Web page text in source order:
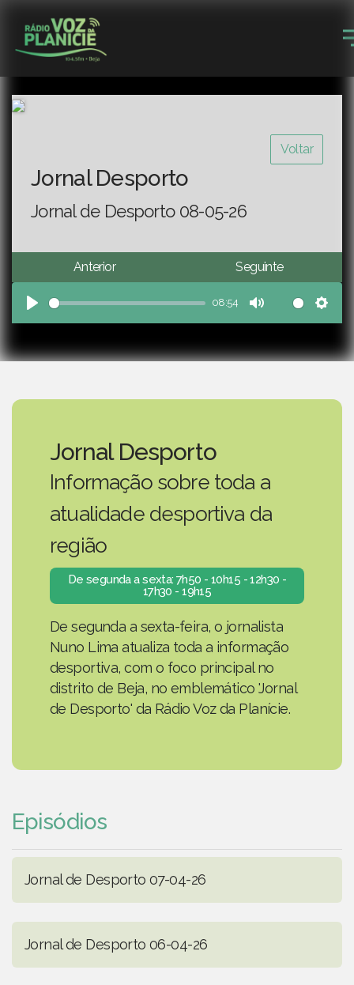
Voltar
Jornal Desporto
Jornal de Desporto 08-05-26
Anterior Seguinte
Play
08:54
Mute
Jornal Desporto
Informação sobre toda a
atualidade desportiva da
região
De segunda a sexta: 7h50 - 10h15 - 12h30 -
17h30 - 19h15
De segunda a sexta-feira, o jornalista
Nuno Lima atualiza toda a informação
desportiva, com o foco principal no
distrito de Beja, no emblemático 'Jornal
de Desporto' da Rádio Voz da Planície.
Episódios
Jornal de Desporto 07-04-26
Jornal de Desporto 06-04-26